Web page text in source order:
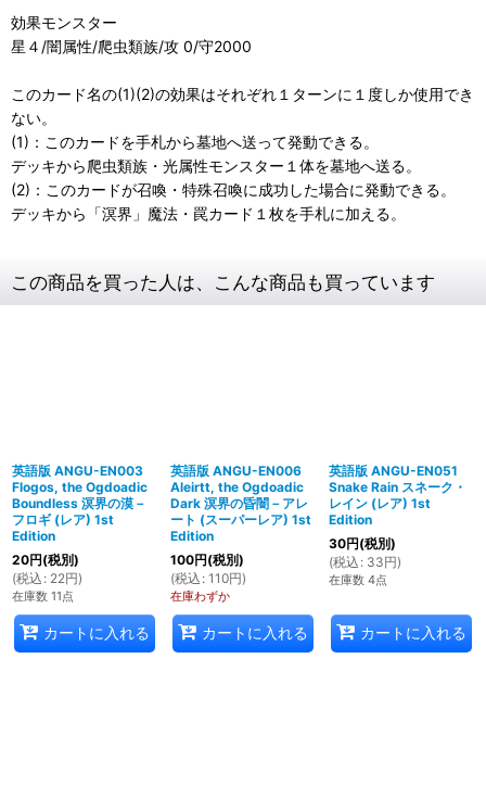
効果モンスター
星４/闇属性/爬虫類族/攻 0/守2000
このカード名の(1)(2)の効果はそれぞれ１ターンに１度しか使用でき
ない。
(1)：このカードを手札から墓地へ送って発動できる。
デッキから爬虫類族・光属性モンスター１体を墓地へ送る。
(2)：このカードが召喚・特殊召喚に成功した場合に発動できる。
デッキから「溟界」魔法・罠カード１枚を手札に加える。
この商品を買った人は、こんな商品も買っています
英語版 ANGU-EN003
Flogos, the Ogdoadic
Boundless 溟界の漠－
フロギ (レア) 1st
Edition
20円(税別)
(税込 : 22円)
在庫数 11点
カートに入れる
英語版 ANGU-EN006
Aleirtt, the Ogdoadic
Dark 溟界の昏闇－アレ
ート (スーパーレア) 1st
Edition
100円(税別)
(税込 : 110円)
在庫わずか
カートに入れる
英語版 ANGU-EN051
Snake Rain スネーク・
レイン (レア) 1st
Edition
30円(税別)
(税込 : 33円)
在庫数 4点
カートに入れる